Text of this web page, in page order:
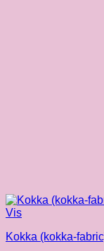
Vis
Kokka (kokka-